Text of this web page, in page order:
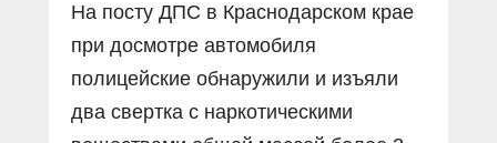
На посту ДПС в Краснодарском крае
при досмотре автомобиля
полицейские обнаружили и изъяли
два свертка с наркотическими